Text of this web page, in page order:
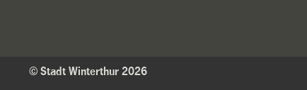
© Stadt Winterthur 2026